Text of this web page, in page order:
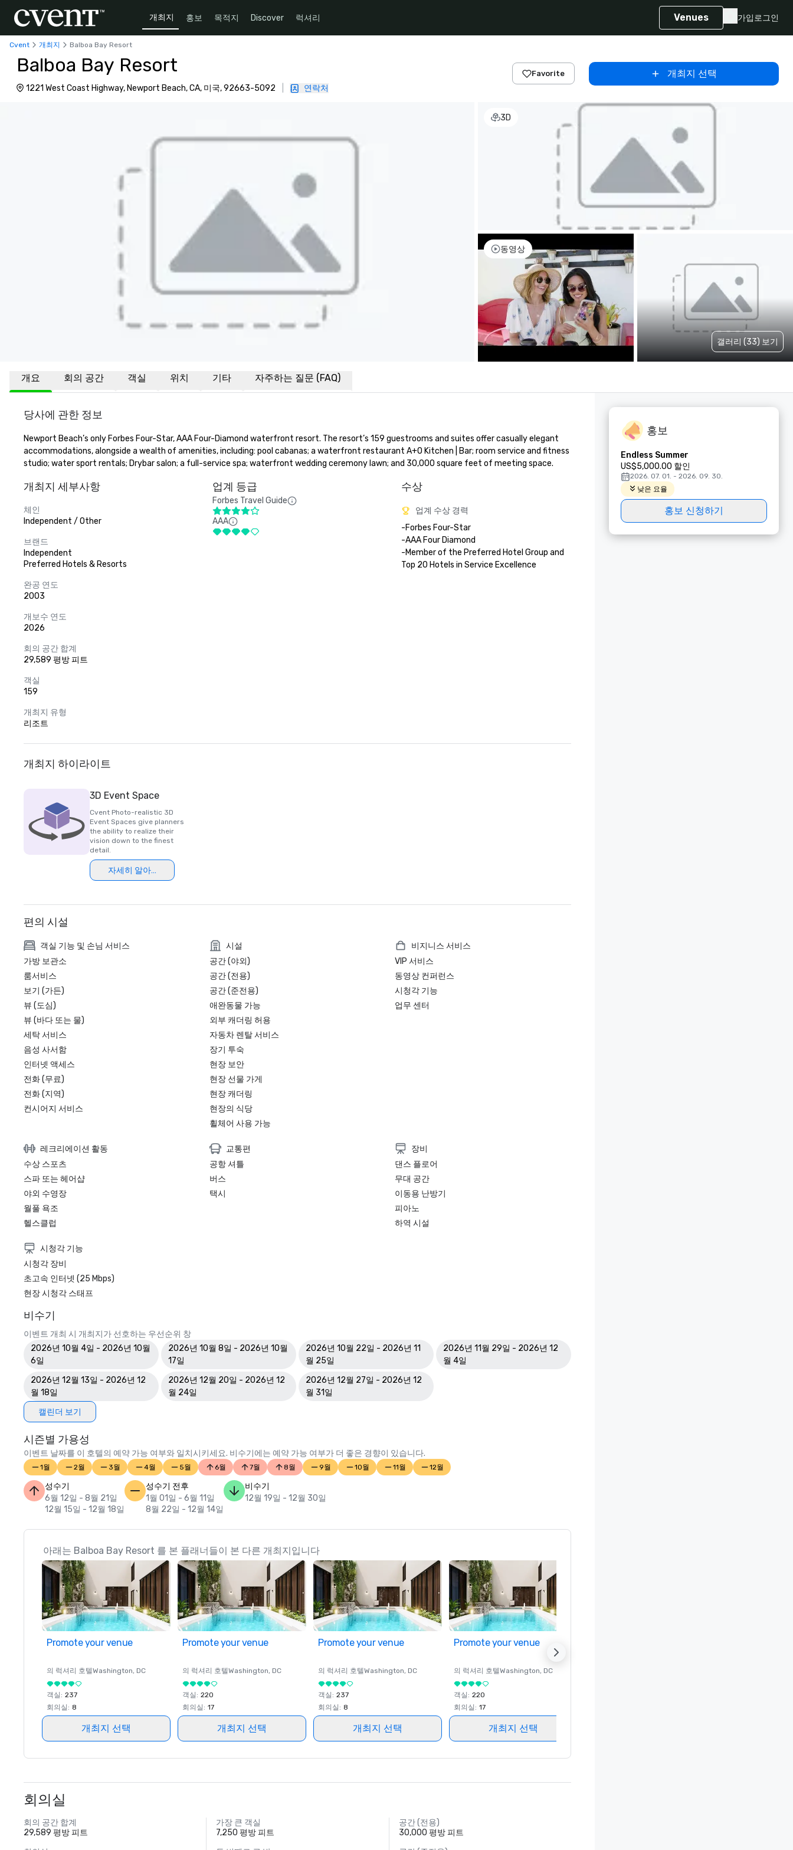
개최지 홍보 목적지 Discover 럭셔리 Venues 가입로그인
Cvent 개최지 Balboa Bay Resort
Balboa Bay Resort
1221 West Coast Highway, Newport Beach, CA, 미국, 92663-5092 연락처
Favorite 개최지 선택
3D
동영상
갤러리 (33) 보기
개요 회의 공간 객실 위치 기타 자주하는 질문 (FAQ)
당사에 관한 정보
Newport Beach’s only Forbes Four-Star, AAA Four-Diamond waterfront resort. The resort’s 159 guestrooms and suites offer casually elegant
accommodations, alongside a wealth of amenities, including: pool cabanas; a waterfront restaurant A+O Kitchen | Bar; room service and fitness
studio; water sport rentals; Drybar salon; a full-service spa; waterfront wedding ceremony lawn; and 30,000 square feet of meeting space.
개최지 세부사항
체인
Independent / Other
브랜드
Independent
Preferred Hotels & Resorts
완공 연도
2003
개보수 연도
2026
회의 공간 합계
29,589 평방 피트
객실
159
개최지 유형
리조트
업계 등급
Forbes Travel Guide
AAA
수상
업계 수상 경력
-Forbes Four-Star
-AAA Four Diamond
-Member of the Preferred Hotel Group and
개최지 하이라이트
3D Event Space
Cvent Photo-realistic 3D
Event Spaces give planners
the ability to realize their
vision down to the finest
detail.
자세히 알아보기
편의 시설
객실 기능 및 손님 서비스
가방 보관소
룸서비스
보기 (가든)
뷰 (도심)
뷰 (바다 또는 물)
세탁 서비스
음성 사서함
인터넷 액세스
전화 (무료)
전화 (지역)
컨시어지 서비스
시설
공간 (야외)
공간 (전용)
공간 (준전용)
애완동물 가능
외부 캐더링 허용
자동차 렌탈 서비스
장기 투숙
현장 보안
현장 선물 가게
현장 캐더링
현장의 식당
휠체어 사용 가능
비지니스 서비스
VIP 서비스
동영상 컨퍼런스
시청각 기능
업무 센터
레크리에이션 활동
수상 스포츠
스파 또는 헤어샵
야외 수영장
월풀 욕조
헬스클럽
교통편
공항 셔틀
버스
택시
장비
댄스 플로어
무대 공간
이동용 난방기
피아노
하역 시설
시청각 기능
시청각 장비
초고속 인터넷 (25 Mbps)
현장 시청각 스태프
비수기
이벤트 개최 시 개최지가 선호하는 우선순위 창
2026년 10월 4일 - 2026년 10월
6일
2026년 10월 8일 - 2026년 10월
17일
2026년 10월 22일 - 2026년 11
월 25일
2026년 11월 29일 - 2026년 12
월 4일
2026년 12월 13일 - 2026년 12
월 18일
2026년 12월 20일 - 2026년 12
월 24일
2026년 12월 27일 - 2026년 12
월 31일
캘린더 보기
시즌별 가용성
이벤트 날짜를 이 호텔의 예약 가능 여부와 일치시키세요. 비수기에는 예약 가능 여부가 더 좋은 경향이 있습니다.
1월 2월 3월 4월 5월 6월 7월 8월 9월 10월 11월 12월
성수기
6월 12일 - 8월 21일
12월 15일 - 12월 18일
성수기 전후
1월 01일 - 6월 11일
8월 22일 - 12월 14일
비수기
12월 19일 - 12월 30일
아래는 Balboa Bay Resort 를 본 플래너들이 본 다른 개최지입니다
Promote your venue
의 럭셔리 호텔Washington, DC
객실 : 237
회의실 : 8
개최지 선택
Promote your venue
의 럭셔리 호텔Washington, DC
객실 : 220
회의실 : 17
개최지 선택
Promote your venue
의 럭셔리 호텔Washington, DC
객실 : 237
회의실 : 8
개최지 선택
Promote your venue
의 럭셔리 호텔Washington, DC
객실 : 220
회의실 : 17
개최지 선택
회의실
회의 공간 합계
29,589 평방 피트
가장 큰 객실
7,250 평방 피트
공간 (전용)
30,000 평방 피트
홍보
Endless Summer
US$5,000.00 할인
2026. 07. 01. - 2026. 09. 30.
낮은 요율
홍보 신청하기